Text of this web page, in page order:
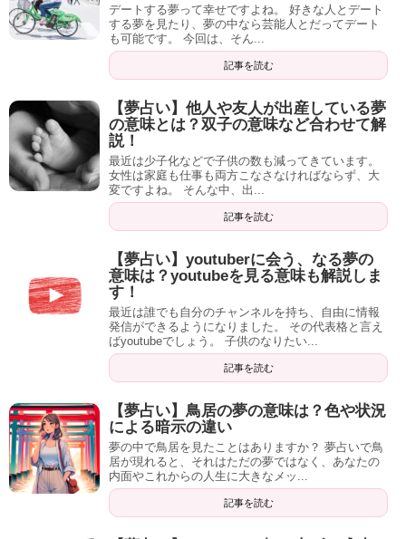
デートする夢って幸せですよね。 好きな人とデート
する夢を見たり、夢の中なら芸能人とだってデート
も可能です。 今回は、そん...
記事を読む
【夢占い】他人や友人が出産している夢
の意味とは？双子の意味など合わせて解
説！
最近は少子化などで子供の数も減ってきています。
女性は家庭も仕事も両方こなさなければならず、大
変ですよね。 そんな中、出...
記事を読む
【夢占い】youtuberに会う、なる夢の
意味は？youtubeを見る意味も解説しま
す！
最近は誰でも自分のチャンネルを持ち、自由に情報
発信ができるようになりました。 その代表格と言え
ばyoutubeでしょう。 子供のなりたい...
記事を読む
【夢占い】鳥居の夢の意味は？色や状況
による暗示の違い
夢の中で鳥居を見たことはありますか？ 夢占いで鳥
居が現れると、それはただの夢ではなく、あなたの
内面やこれからの人生に大きなメッ...
記事を読む